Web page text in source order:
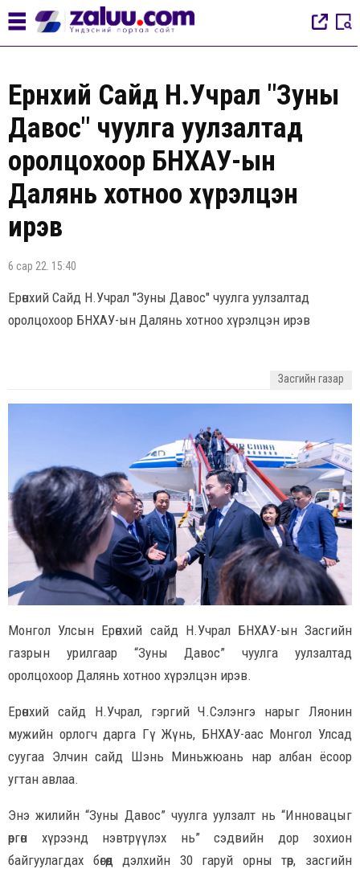
Ерөнхий Сайд Н.Учрал "Зуны
Давос" чуулга уулзалтад
оролцохоор БНХАУ-ын
Далянь хотноо хүрэлцэн
ирэв
6 сар 22. 15:40
Ерөнхий Сайд Н.Учрал "Зуны Давос" чуулга уулзалтад
оролцохоор БНХАУ-ын Далянь хотноо хүрэлцэн ирэв
Засгийн газар
Монгол Улсын Ерөнхий сайд Н.Учрал БНХАУ-ын Засгийн
газрын урилгаар “Зуны Давос” чуулга уулзалтад
оролцохоор Далянь хотноо хүрэлцэн ирэв.
Ерөнхий сайд Н.Учрал, гэргий Ч.Сэлэнгэ нарыг Ляонин
мужийн орлогч дарга Гү Жүнь, БНХАУ-аас Монгол Улсад
суугаа Элчин сайд Шэнь Миньжюань нар албан ёсоор
угтан авлаа.
Энэ жилийн “Зуны Давос” чуулга уулзалт нь “Инновацыг
өргөн хүрээнд нэвтрүүлэх нь” сэдвийн дор зохион
байгуулагдах бөгөөд дэлхийн 30 гаруй орны төр, засгийн